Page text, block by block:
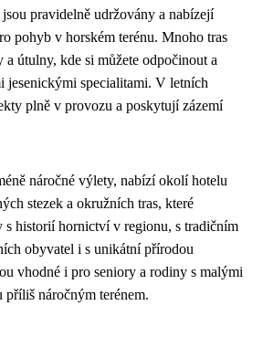
jsou pravidelně udržovány a nabízejí
pohyb v horském terénu. Mnoho tras
a útulny, kde si můžete odpočinout a
jesenickými specialitami. V letních
plně v provozu a poskytují zázemí
náročné výlety, nabízí okolí hotelu
stezek a okružních tras, které
s historií hornictví v regionu, s tradičním
obyvatel i s unikátní přírodou
vhodné i pro seniory a rodiny s malými
náročným terénem.